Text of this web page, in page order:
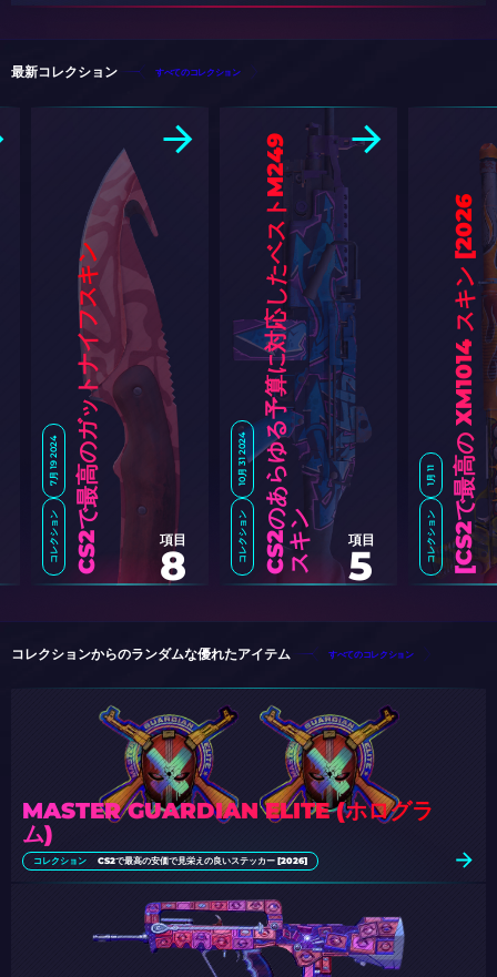
最新コレクション すべてのコレクション
1月 11
コレクション
C
S
2
で
最
高
の
X
M
1
0
1
4
ス
キ
ン
[
2
0
2
6
]
10月 31 2024
コレクション C
S
2の
あ
ら
ゆ
る
予
算
に
対
応
し
た
ベ
ス
ト
M
2
4
9
ス
キン 項目
5
7月 19 2024
コレクション CS2で最高のガットナイフスキン 項目
8
コレクションからのランダムな優れたアイテム すべてのコレクション
MASTER GUARDIAN ELITE (ホログラ
ム)
コレクション CS2で最高の安価で見栄えの良いステッカー [2026]